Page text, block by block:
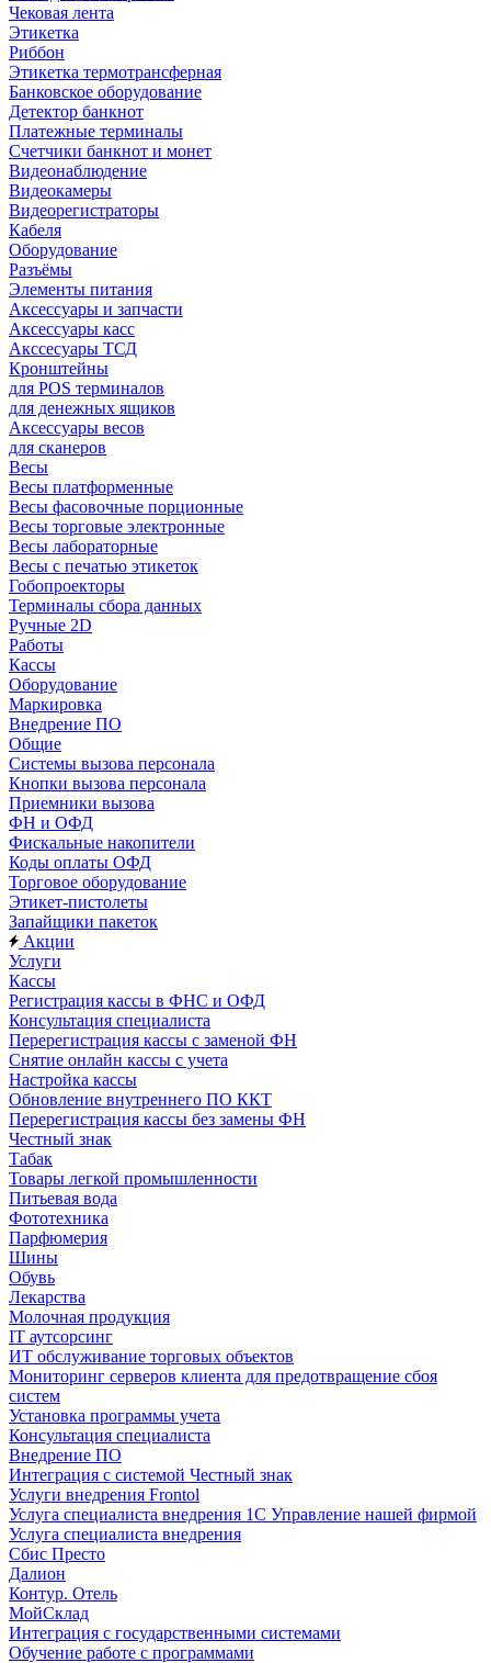
Чековая лента
Этикетка
Риббон
Этикетка термотрансферная
Банковское оборудование
Детектор банкнот
Платежные терминалы
Счетчики банкнот и монет
Видеонаблюдение
Видеокамеры
Видеорегистраторы
Кабеля
Оборудование
Разъёмы
Элементы питания
Аксессуары и запчасти
Аксессуары касс
Акссесуары ТСД
Кронштейны
для POS терминалов
для денежных ящиков
Аксессуары весов
для сканеров
Весы
Весы платформенные
Весы фасовочные порционные
Весы торговые электронные
Весы лабораторные
Весы с печатью этикеток
Гобопроекторы
Терминалы сбора данных
Ручные 2D
Работы
Кассы
Оборудование
Маркировка
Внедрение ПО
Общие
Системы вызова персонала
Кнопки вызова персонала
Приемники вызова
ФН и ОФД
Фискальные накопители
Коды оплаты ОФД
Торговое оборудование
Этикет-пистолеты
Запайщики пакеток
Акции
Услуги
Кассы
Регистрация кассы в ФНС и ОФД
Консультация специалиста
Перерегистрация кассы с заменой ФН
Снятие онлайн кассы с учета
Настройка кассы
Обновление внутреннего ПО ККТ
Перерегистрация кассы без замены ФН
Честный знак
Табак
Товары легкой промышленности
Питьевая вода
Фототехника
Парфюмерия
Шины
Обувь
Лекарства
Молочная продукция
IT аутсорсинг
ИТ обслуживание торговых объектов
Мониторинг серверов клиента для предотвращение сбоя
систем
Установка программы учета
Консультация специалиста
Внедрение ПО
Интеграция с системой Честный знак
Услуги внедрения Frontol
Услуга специалиста внедрения 1С Управление нашей фирмой
Услуга специалиста внедрения
Сбис Престо
Далион
Контур. Отель
МойСклад
Интеграция с государственными системами
Обучение работе с программами